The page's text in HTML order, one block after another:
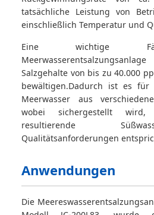
tatsächliche Leistung von
einschließlich Temperatur und
Eine wichtige
Salzgehalte von bis zu 40.000
bewältigen.Dadurch ist es
Meerwasser aus
wobei sichergestellt
resultierende
Qualitätsanforderungen
Anwendungen
Die